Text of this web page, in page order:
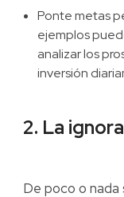
Ponte metas
ejemplos
analizar los
inversión
2. La
De poco o